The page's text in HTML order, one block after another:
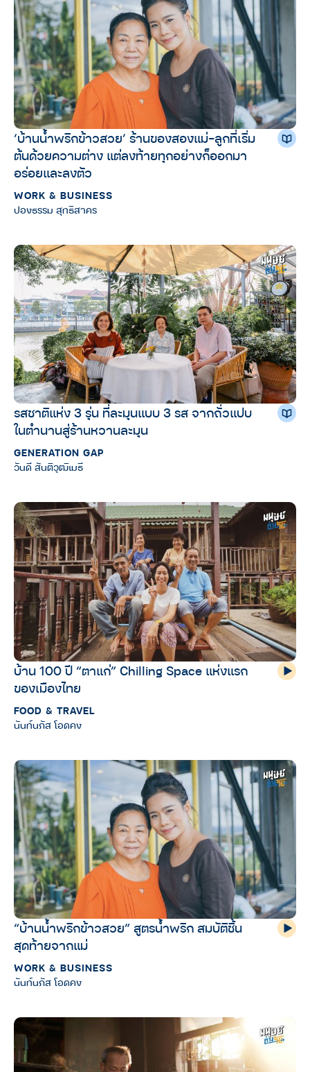
‘บ้านน้ำพริกข้าวสวย’ ร้านของสองแม่-ลูกที่เริ่ม
ต้นด้วยความต่าง แต่ลงท้ายทุกอย่างก็ออกมา
อร่อยและลงตัว
WORK & BUSINESS
ปองธรรม สุทธิสาคร
รสชาติแห่ง 3 รุ่น ที่ละมุนแบบ 3 รส จากถั่วแปบ
ในตำนานสู่ร้านหวานละมุน
GENERATION GAP
วันดี สันติวุฒิเมธี
บ้าน 100 ปี “ตาแก่” Chilling Space แห่งแรก
ของเมืองไทย
FOOD & TRAVEL
นันท์นภัส โอดคง
“บ้านน้ำพริกข้าวสวย” สูตรน้ำพริก สมบัติชิ้น
สุดท้ายจากแม่
WORK & BUSINESS
นันท์นภัส โอดคง